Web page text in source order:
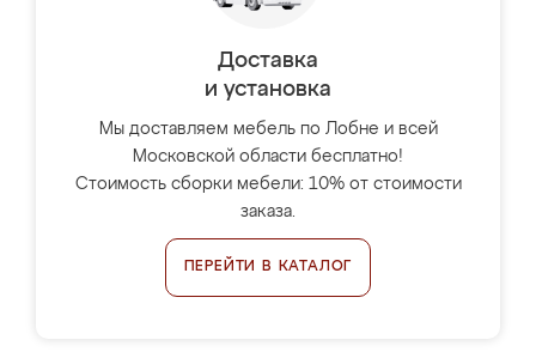
Доставка
и установка
Мы доставляем мебель по Лобне и всей
Московской области бесплатно!
Стоимость сборки мебели: 10% от стоимости
заказа.
ПЕРЕЙТИ В КАТАЛОГ